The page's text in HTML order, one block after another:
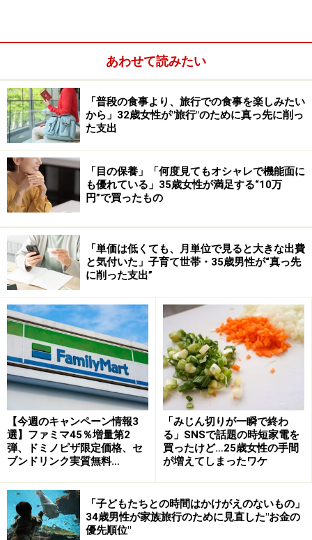
節約がしんどく感じるとき、その背景には「他の家と比
べてしまう気持ち」が潜んでいることがあります。
「隣のご夫婦はよく外食に行くみたい」「同年代の友人
がよく旅行に行っている」そんな場面に触れると、「う
ちも！」とつい考えてしまうこと、ありませんか？
でも、お金に無理なく好かれている人は、他人の家と張
り合ったりはしません。「うちはうち」「自分たちにと
って心地よいかどうか」が判断の軸になっています。
例えば、遠くに旅行をするより、近所の温泉に日帰りで
ゆったり過ごすほうが疲れも取れて満足できる、という
人もいるかもしれません。流行りの洋服を毎シーズン買
あわせて読みたい
「普段の食事より、旅行での食事を楽しみたい
から」32歳女性が"旅行"のために真っ先に削っ
た支出
「目の保養」「何度見てもオシャレで機能面に
も優れている」35歳女性が満足する“10万
円”で買ったもの
「単価は低くても、月単位で見ると大きな出費
と気付いた」子育て世帯・35歳男性が“真っ先
に削った支出”
【今週のキャンペーン情報3
選】ファミマ45％増量第2
弾、ドミノピザ限定価格、セ
ブンドリンク実質無料…
「みじん切りが一瞬で終わ
る」SNSで話題の時短家電を
買ったけど…25歳女性の手間
が増えてしまったワケ
「子どもたちとの時間はかけがえのないもの」
34歳男性が家族旅行のために見直した"お金の
優先順位"